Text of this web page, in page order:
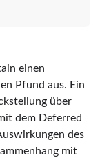
einen
Pfund aus. Ein
über
dem Deferred
des
mit